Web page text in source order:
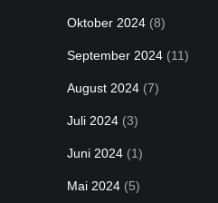
Oktober 2024 (8)
September 2024 (11)
August 2024 (7)
Juli 2024 (3)
Juni 2024 (1)
Mai 2024 (5)